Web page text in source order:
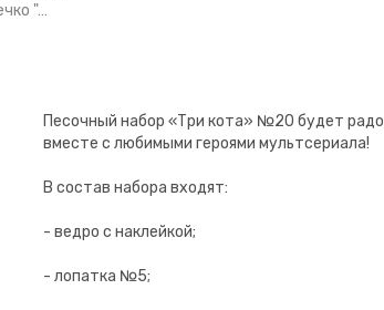
"…
Песочный набор «Три кота» №20 будет
вместе с любимыми героями мультсериала!
В состав набора входят:
- ведро с наклейкой;
- лопатка №5;